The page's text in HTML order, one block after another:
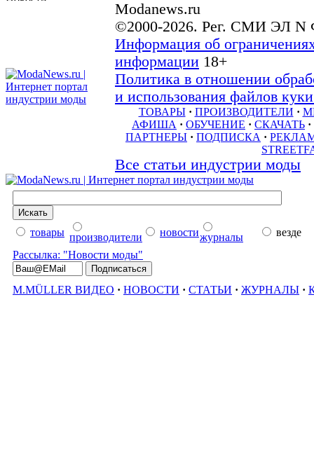
Modanews.ru
©2000-2026. Рег. СМИ ЭЛ N
Информация об
информации 18+
Политика в отношении
и использования файлов
ТОВАРЫ · ПРОИЗВОДИТЕЛИ ·
АФИША · ОБУЧЕНИЕ · СКАЧАТЬ ·
ПАРТНЕРЫ · ПОДПИСКА ·
Все статьи индустрии моды
товары производители новостижурналы
везде
Рассылка: "Новости моды"
M.MÜLLER ВИДЕО · НОВОСТИ · СТАТЬИ · ЖУРНАЛЫ ·